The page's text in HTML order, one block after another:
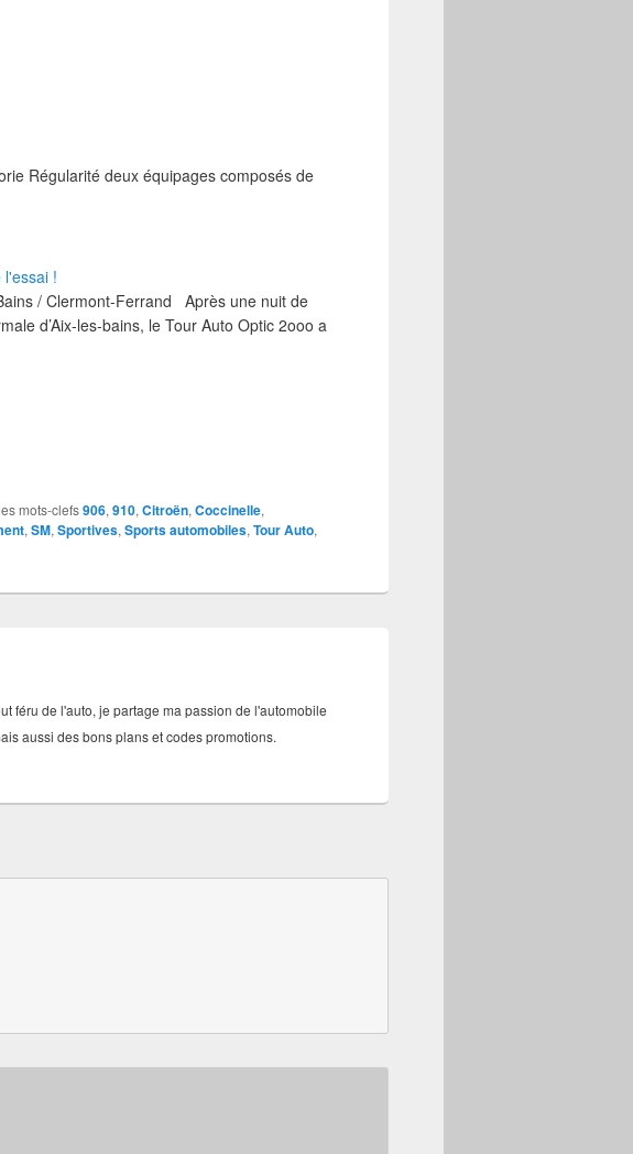
Régularité deux équipages composés de
l'essai !
/ Clermont-Ferrand Après une nuit de
d’Aix-les-bains, le Tour Auto Optic 2ooo a
mots-clefs906, 910, Citroën, Coccinelle,
, SM, Sportives, Sports automobiles, Tour Auto,
féru de l'auto, je partage ma passion de l'automobile
aussi des bons plans et codes promotions.